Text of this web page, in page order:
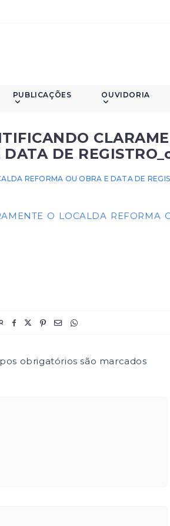
PUBLICAÇÕES OUVIDORIA
DE
REFORMA OU OBRA E DATA DE
O LOCALDA REFORMA
obrigatórios são marcados